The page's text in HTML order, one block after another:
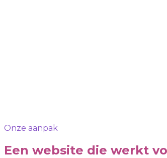
Onze aanpak
Een website die werkt